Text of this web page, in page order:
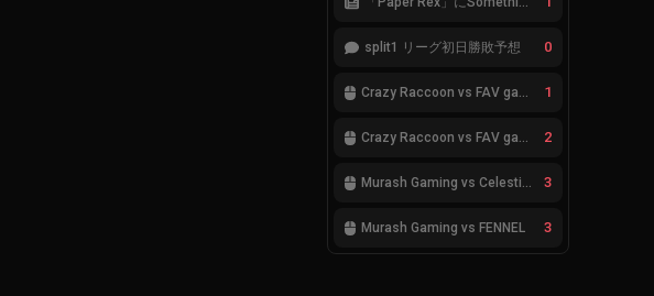
split1 リーグ初日勝敗予想 0
Crazy Raccoon vs FAV gaming 1
Crazy Raccoon vs FAV gaming 2
Murash Gaming vs Celestials 3
Murash Gaming vs FENNEL 3